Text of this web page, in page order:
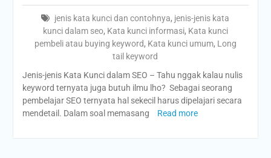
jenis kata kunci dan contohnya, jenis-jenis kata
kunci dalam seo, Kata kunci informasi, Kata kunci
pembeli atau buying keyword, Kata kunci umum, Long
tail keyword
Jenis-jenis Kata Kunci dalam SEO – Tahu nggak kalau nulis
keyword ternyata juga butuh ilmu lho? Sebagai seorang
pembelajar SEO ternyata hal sekecil harus dipelajari secara
mendetail. Dalam soal memasang
Read more